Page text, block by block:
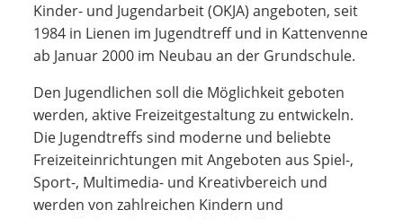
Kinder- und Jugendarbeit (OKJA) angeboten, seit
1984 in Lienen im Jugendtreff und in Kattenvenne
ab Januar 2000 im Neubau an der Grundschule.
Den Jugendlichen soll die Möglichkeit geboten
werden, aktive Freizeitgestaltung zu entwickeln.
Die Jugendtreffs sind moderne und beliebte
Freizeiteinrichtungen mit Angeboten aus Spiel-,
Sport-, Multimedia- und Kreativbereich und
werden von zahlreichen Kindern und